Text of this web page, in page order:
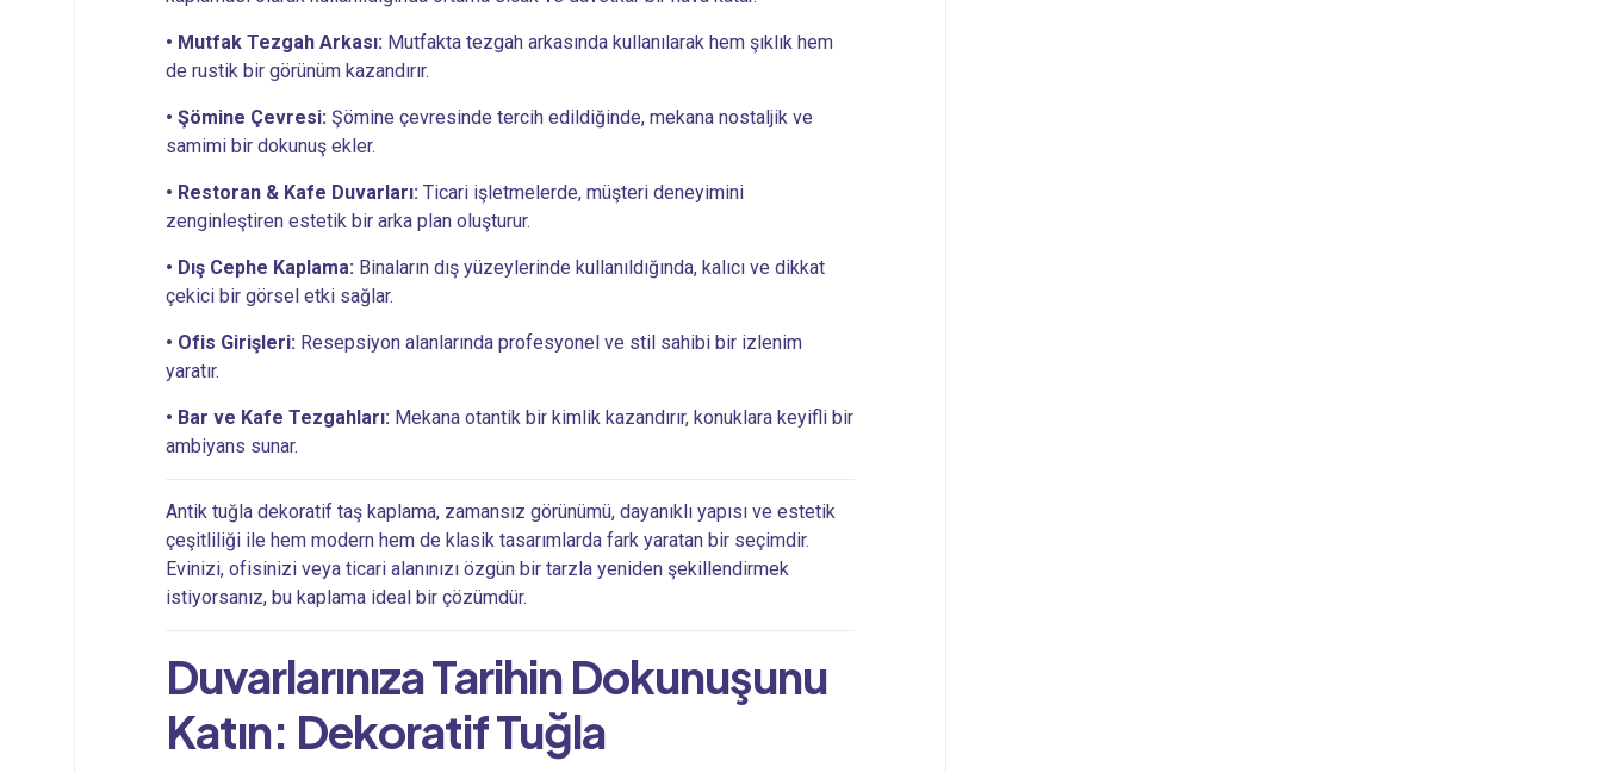
• Mutfak Tezgah Arkası: Mutfakta tezgah arkasında kullanılarak hem şıklık hem
de rustik bir görünüm kazandırır.
• Şömine Çevresi: Şömine çevresinde tercih edildiğinde, mekana nostaljik ve
samimi bir dokunuş ekler.
• Restoran & Kafe Duvarları: Ticari işletmelerde, müşteri deneyimini
zenginleştiren estetik bir arka plan oluşturur.
• Dış Cephe Kaplama: Binaların dış yüzeylerinde kullanıldığında, kalıcı ve dikkat
çekici bir görsel etki sağlar.
• Ofis Girişleri: Resepsiyon alanlarında profesyonel ve stil sahibi bir izlenim
yaratır.
• Bar ve Kafe Tezgahları: Mekana otantik bir kimlik kazandırır, konuklara keyifli bir
ambiyans sunar.
Antik tuğla dekoratif taş kaplama, zamansız görünümü, dayanıklı yapısı ve estetik
çeşitliliği ile hem modern hem de klasik tasarımlarda fark yaratan bir seçimdir.
Evinizi, ofisinizi veya ticari alanınızı özgün bir tarzla yeniden şekillendirmek
istiyorsanız, bu kaplama ideal bir çözümdür.
Duvarlarınıza Tarihin Dokunuşunu
Katın: Dekoratif Tuğla